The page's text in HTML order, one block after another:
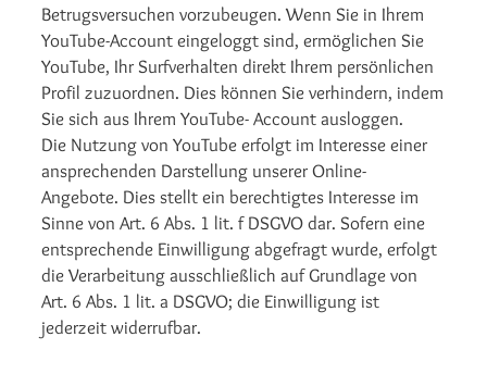
Betrugsversuchen vorzubeugen. Wenn Sie in Ihrem
YouTube-Account eingeloggt sind, ermöglichen Sie
YouTube, Ihr Surfverhalten direkt Ihrem persönlichen
Profil zuzuordnen. Dies können Sie verhindern, indem
Sie sich aus Ihrem YouTube- Account ausloggen.
Die Nutzung von YouTube erfolgt im Interesse einer
ansprechenden Darstellung unserer Online-
Angebote. Dies stellt ein berechtigtes Interesse im
Sinne von Art. 6 Abs. 1 lit. f DSGVO dar. Sofern eine
entsprechende Einwilligung abgefragt wurde, erfolgt
die Verarbeitung ausschließlich auf Grundlage von
Art. 6 Abs. 1 lit. a DSGVO; die Einwilligung ist
jederzeit widerrufbar.